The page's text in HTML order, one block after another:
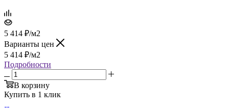
5 414 ₽/м2
Варианты цен
5 414 ₽/м2
Подробности
В корзину
Купить в 1 клик